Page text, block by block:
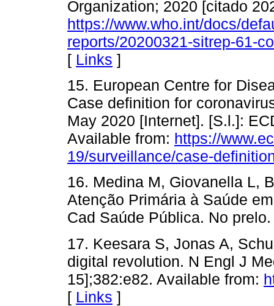
Organization; 2020 [citado
https://www.who.int/docs/
reports/20200321-sitrep-61-
[ Links ]
15. European Centre for
Case definition for
May 2020 [Internet]. [S.l.]:
Available from: https://
19/surveillance/case-
16. Medina M, Giovanella L,
Atenção Primária à Saúde
Cad Saúde Pública. No
17. Keesara S, Jonas A,
digital revolution. N Engl J
15];382:e82. Available from:
[ Links ]